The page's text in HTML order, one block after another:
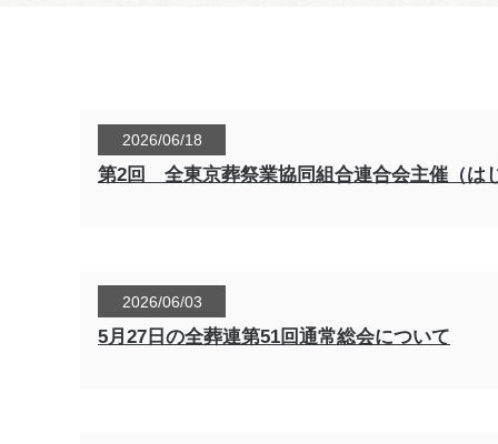
2026/06/18
第2回 全東京葬祭業協同組合連合会主催（は
2026/06/03
5月27日の全葬連第51回通常総会について